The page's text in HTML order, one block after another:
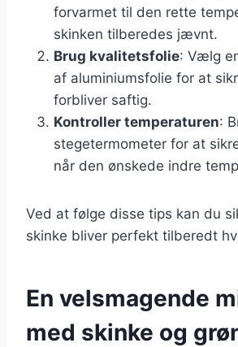
forvarmet til den rette
skinken tilberedes jævnt.
Brug kvalitetsfolie: Vælg
af aluminiumsfolie for at
forbliver saftig.
Kontroller temperaturen:
stegetermometer for at
når den ønskede indre
Ved at følge disse tips kan du
skinke bliver perfekt tilberedt
En velsmagende
med skinke og